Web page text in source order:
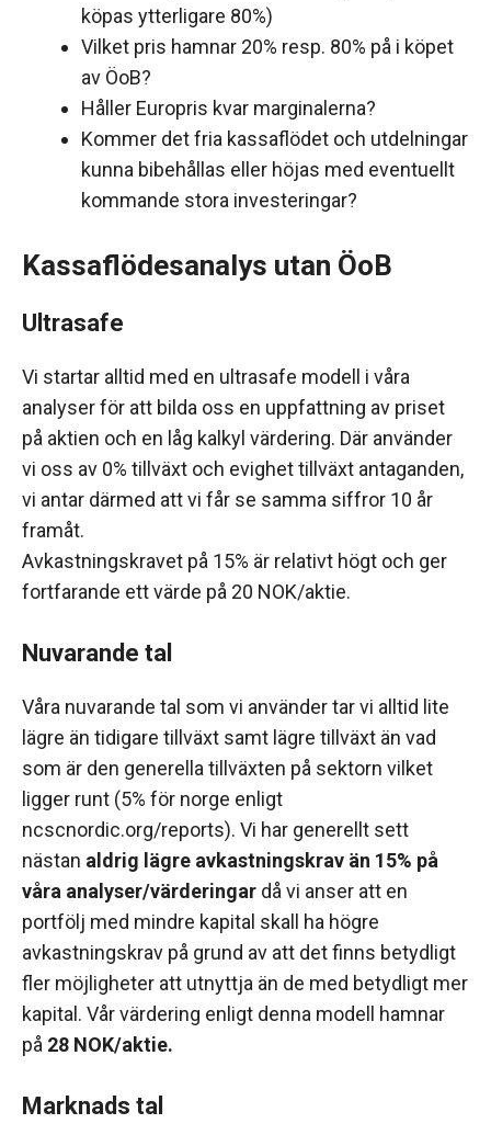
köpas ytterligare 80%)
Vilket pris hamnar 20% resp. 80% på i köpet
av ÖoB?
Håller Europris kvar marginalerna?
Kommer det fria kassaflödet och utdelningar
kunna bibehållas eller höjas med eventuellt
kommande stora investeringar?
Kassaflödesanalys utan ÖoB
Ultrasafe
Vi startar alltid med en ultrasafe modell i våra
analyser för att bilda oss en uppfattning av priset
på aktien och en låg kalkyl värdering. Där använder
vi oss av 0% tillväxt och evighet tillväxt antaganden,
vi antar därmed att vi får se samma siffror 10 år
framåt.
Avkastningskravet på 15% är relativt högt och ger
fortfarande ett värde på 20 NOK/aktie.
Nuvarande tal
Våra nuvarande tal som vi använder tar vi alltid lite
lägre än tidigare tillväxt samt lägre tillväxt än vad
som är den generella tillväxten på sektorn vilket
ligger runt (5% för norge enligt
ncscnordic.org/reports). Vi har generellt sett
nästan aldrig lägre avkastningskrav än 15% på
våra analyser/värderingar då vi anser att en
portfölj med mindre kapital skall ha högre
avkastningskrav på grund av att det finns betydligt
fler möjligheter att utnyttja än de med betydligt mer
kapital. Vår värdering enligt denna modell hamnar
på 28 NOK/aktie.
Marknads tal